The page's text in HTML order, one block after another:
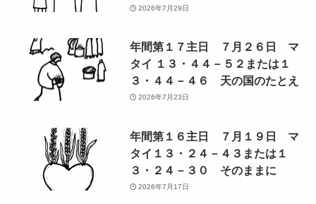
2026年7月29日
年間第１７主日 ７月２６日 マ
タイ １３・４４－５２または１
３・４４－４６ 天の国のたとえ
2026年7月23日
年間第１６主日 ７月１９日 マ
タイ１３・２４－４３または１
３・２４－３０ そのままに
2026年7月17日